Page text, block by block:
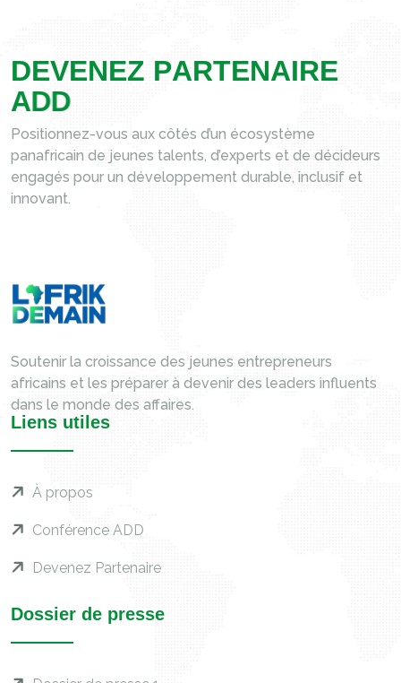
DEVENEZ PARTENAIRE
ADD
Positionnez-vous aux côtés d’un écosystème
panafricain de jeunes talents, d’experts et de décideurs
engagés pour un développement durable, inclusif et
innovant.
Soutenir la croissance des jeunes entrepreneurs
africains et les préparer à devenir des leaders influents
dans le monde des affaires.
Liens utiles
À propos
Conférence ADD
Devenez Partenaire
Dossier de presse